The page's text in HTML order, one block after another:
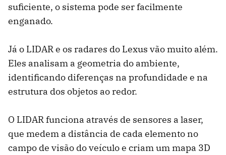
suficiente, o sistema pode ser facilmente
enganado.
Já o LIDAR e os radares do Lexus vão muito além.
Eles analisam a geometria do ambiente,
identificando diferenças na profundidade e na
estrutura dos objetos ao redor.
O LIDAR funciona através de sensores a laser,
que medem a distância de cada elemento no
campo de visão do veículo e criam um mapa 3D